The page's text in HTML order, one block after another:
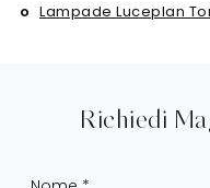
Lampade Luceplan
Richiedi